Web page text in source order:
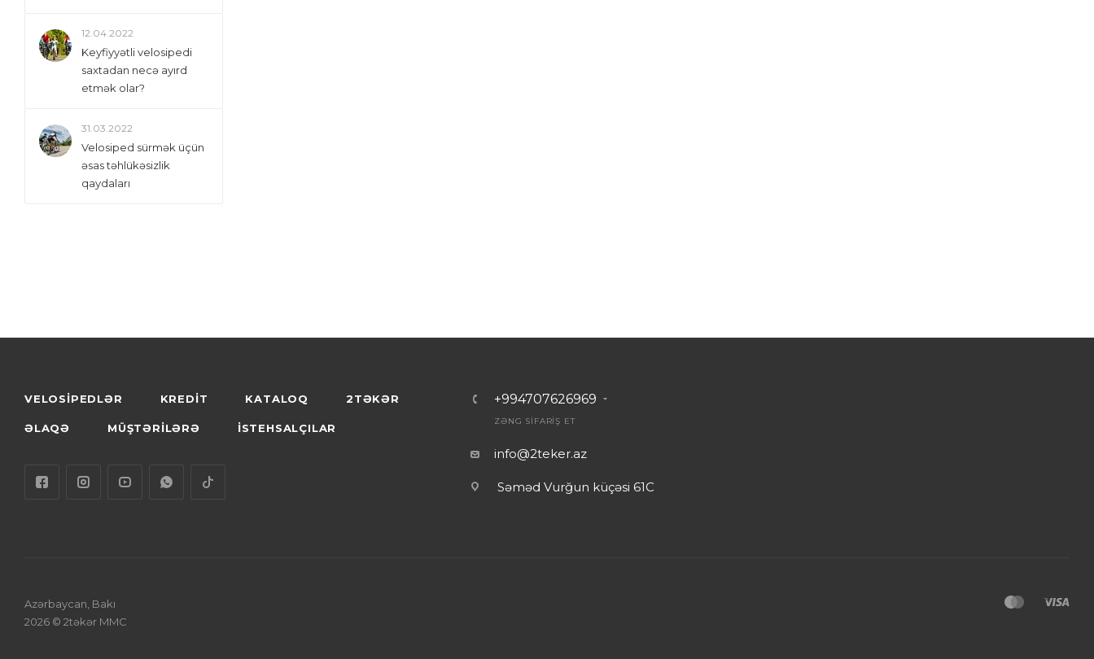
12.04.2022
Keyfiyyətli velosipedi
saxtadan necə ayırd
etmək olar?
31.03.2022
Velosiped sürmək üçün
əsas təhlükəsizlik
qaydaları
VELOSİPEDLƏR KREDİT KATALOQ 2TƏKƏR
ƏLAQƏ MÜŞTƏRİLƏRƏ İSTEHSALÇILAR
+994707626969
ZƏNG SİFARİŞ ET
info@2teker.az
Səməd Vurğun küçəsi 61C
Azərbaycan, Bakı
2026 © 2təkər MMC